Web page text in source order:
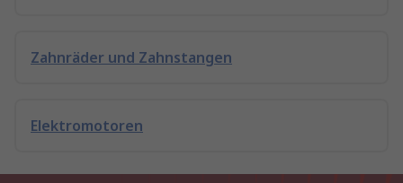
Zahnräder und Zahnstangen
Elektromotoren